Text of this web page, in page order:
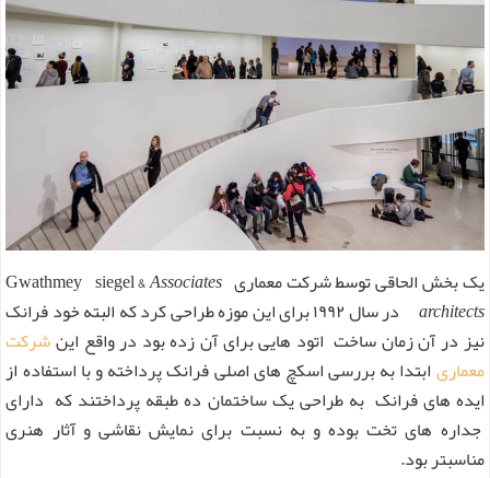
یک بخش الحاقی توسط شرکت معماری Gwathmey siegel &Associates
architects
در سال ۱۹۹۲ برای این موزه طراحی کرد که البته خود فرانک
نیز در آن زمان ساخت اتود هایی برای آن زده بود در واقع اینشرکت
معماریابتدا به بررسی اسکچ های اصلی فرانک پرداخته و با استفاده از
ایده های فرانک به طراحی یک ساختمان ده طبقه پرداختند که دارای
جداره‌ های تخت بوده و به نسبت برای نمایش نقاشی و آثار هنری
مناسبتر بود.